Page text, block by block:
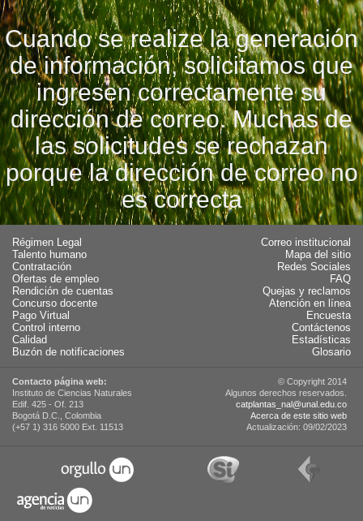
Cuando se realize la generación
de información, solicitamos que
ingresen correctamente su
dirección de correo. Muchas de
las solicitudes se rechazan
porque la dirección de correo no
es correcta
Régimen Legal
Talento humano
Contratación
Ofertas de empleo
Rendición de cuentas
Concurso docente
Pago Virtual
Control interno
Calidad
Buzón de notificaciones
Correo institucional
Mapa del sitio
Redes Sociales
FAQ
Quejas y reclamos
Atención en línea
Encuesta
Contáctenos
Estadísticas
Glosario
Contacto página web:
Instituto de Ciencias Naturales
Edif. 425 - Of. 213
Bogotá D.C., Colombia
(+57 1) 316 5000 Ext. 11513
© Copyright 2014
Algunos derechos reservados.
catplantas_nal@unal.edu.co
Acerca de este sitio web
Actualización: 09/02/2023